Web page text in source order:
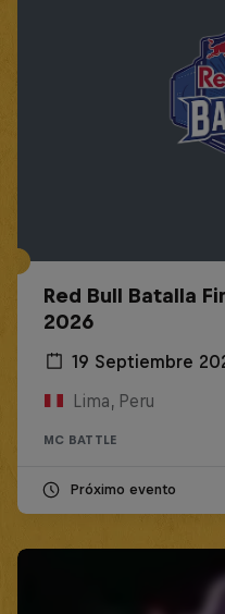
Red Bull Batalla
2026
19 Septiembre
Lima, Peru
MC BATTLE
Próximo evento